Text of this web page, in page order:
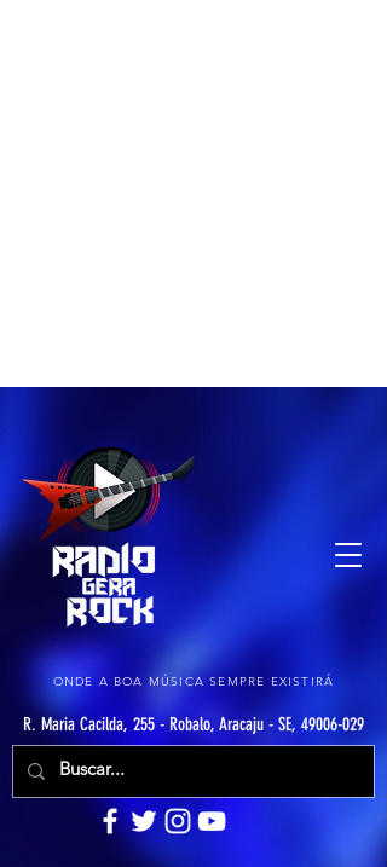
ONDE A BOA MÚSICA SEMPRE EXISTIRÁ
R. Maria Cacilda, 255 - Robalo, Aracaju - SE, 49006-029